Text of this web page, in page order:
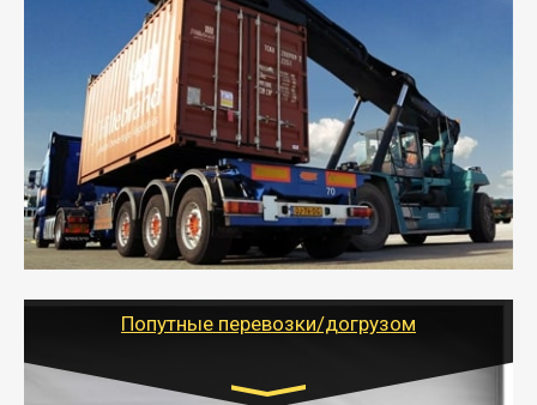
Транспорт:
Еврофура Тент от 5 до 10 тонн
грузоподъемность
от 10 000 руб. Возможен догруз
- Доставка фурой до 20 т возможна для больших
объемов грузов, упакованных в коробки, мешки,
паллеты и россыпью в самые отдаленные места
России с гарантией полной сохранности.
- Тайгер Логистик предоставляет услуги по
грузоперевозкам для физических и юридических лиц
Попутные перевозки/догрузом